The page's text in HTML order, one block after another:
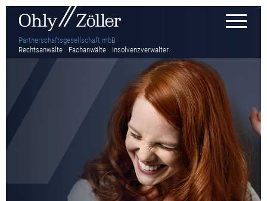
Partnerschaftsgesellschaft mbB
Rechtsanwälte
Fachanwälte Insolvenzverwalter